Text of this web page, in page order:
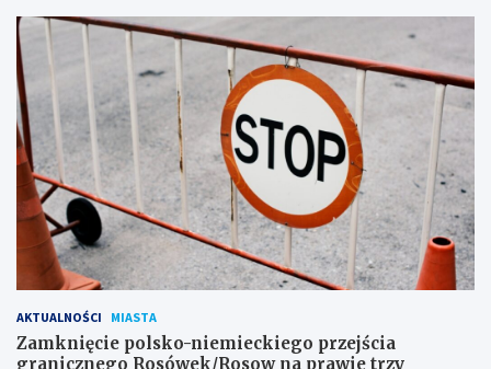
AKTUALNOŚCI MIASTA
Zamknięcie polsko-niemieckiego przejścia
granicznego Rosówek/Rosow na prawie trzy